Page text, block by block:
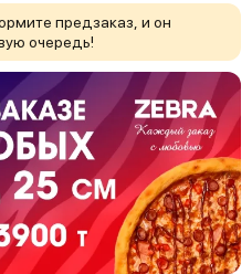
предзаказ, и он
очередь!